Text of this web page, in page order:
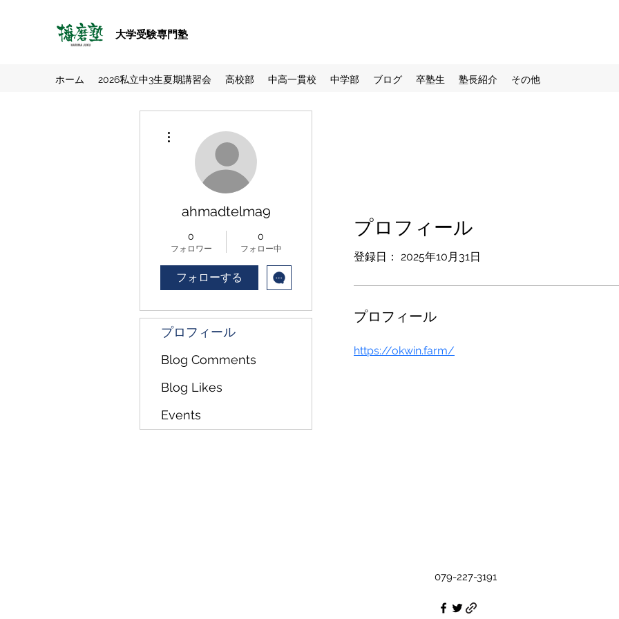
大学受験専門塾
ホーム 2026私立中3生夏期講習会 高校部 中高一貫校 中学部 ブログ 卒塾生 塾長紹介 その他
プロフィール
登録日： 2025年10月31日
プロフィール
https://okwin.farm/
ahmadtelma9
0
フォロワー
0
フォロー中
フォローする
プロフィール
Blog Comments
Blog Likes
Events
079-227-3191